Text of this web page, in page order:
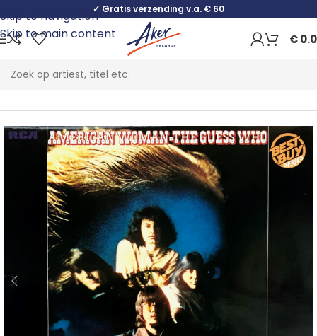
Skip to navigation
Skip to main content
✓ Gratis verzending v.a. € 60
€
Home Rock